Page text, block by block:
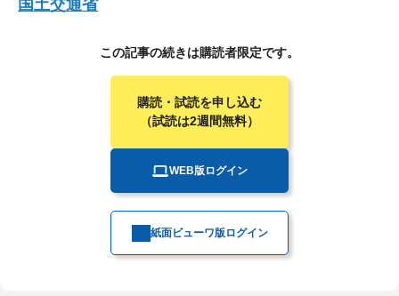
国土交通省
この記事の続きは購読者限定です。
購読・試読を申し込む
（試読は2週間無料）
WEB版ログイン
紙面ビューワ版ログイン